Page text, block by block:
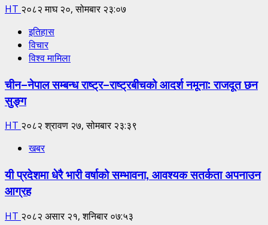
HT २०८२ माघ २०, सोमबार २३:०७
इतिहास
विचार
विश्व मामिला
चीन–नेपाल सम्बन्ध राष्ट्र–राष्ट्रबीचको आदर्श नमूना: राजदूत छन
सुङ्ग
HT २०८२ श्रावण २७, सोमबार २३:३९
खबर
यी प्रदेशमा धेरै भारी वर्षाको सम्भावना, आवश्यक सतर्कता अपनाउन
आग्रह
HT २०८२ असार २१, शनिबार ०७:५३